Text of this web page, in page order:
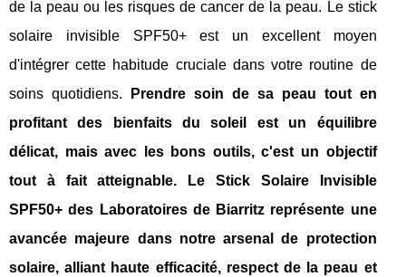
de la peau ou les risques de cancer de la peau. Le stick
solaire invisible SPF50+ est un excellent moyen
d'intégrer cette habitude cruciale dans votre routine de
soins quotidiens.
Prendre soin de sa peau tout en
profitant des bienfaits du soleil est un équilibre
délicat, mais avec les bons outils, c'est un objectif
tout à fait atteignable. Le Stick Solaire Invisible
SPF50+ des Laboratoires de Biarritz représente une
avancée majeure dans notre arsenal de protection
solaire, alliant haute efficacité, respect de la peau et